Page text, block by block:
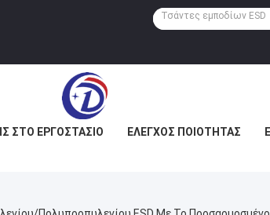
ΣΤΟ ΕΡΓΟΣΤΆΣΙΟ ΈΛΕΓΧΟΣ ΠΟΙΌΤΗΤΑΣ